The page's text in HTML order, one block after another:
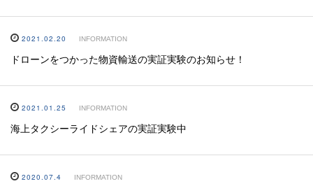
2021.02.20 INFORMATION
ドローンをつかった物資輸送の実証実験のお知らせ！
2021.01.25 INFORMATION
海上タクシーライドシェアの実証実験中
2020.07.4 INFORMATION